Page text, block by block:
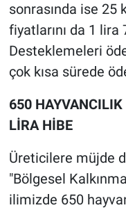
sonrasında ise 25
fiyatlarını da 1 lira
Desteklemeleri
çok kısa sürede
650
LİRA HİBE
Üreticilere müjde
"Bölgesel
ilimizde 650